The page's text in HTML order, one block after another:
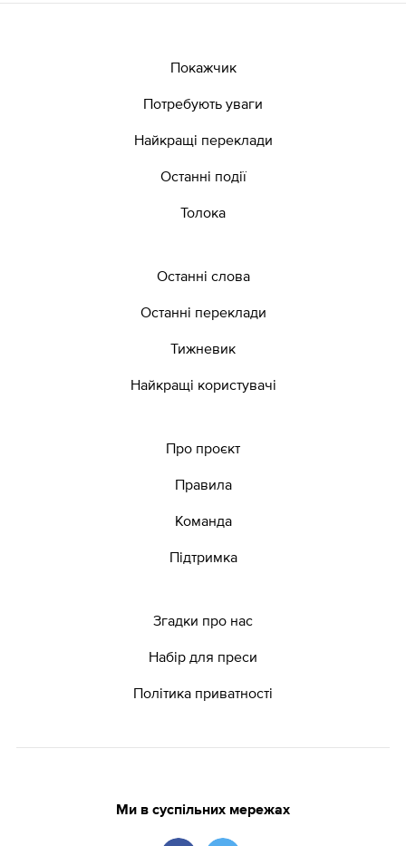
Покажчик
Потребують уваги
Найкращі переклади
Останні події
Толока
Останні слова
Останні переклади
Тижневик
Найкращі користувачі
Про проєкт
Правила
Команда
Підтримка
Згадки про нас
Набір для преси
Політика приватності
Ми в суспільних мережах